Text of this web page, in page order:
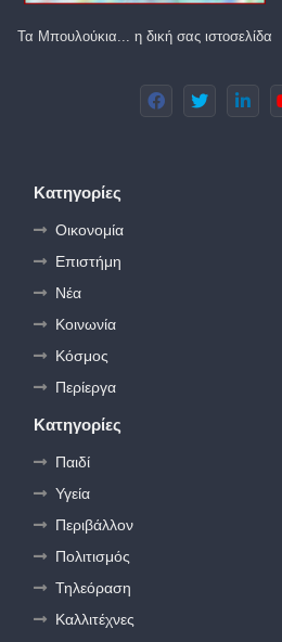
Τα Μπουλούκια... η δική σας ιστοσελίδα
Κατηγορίες
Οικονομία
Επιστήμη
Νέα
Κοινωνία
Κόσμος
Περίεργα
Κατηγορίες
Παιδί
Υγεία
Περιβάλλον
Πολιτισμός
Τηλεόραση
Καλλιτέχνες